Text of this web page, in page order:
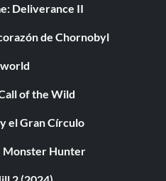
Deliverance II
de Chornobyl
of the Wild
el Gran Círculo
Monster Hunter